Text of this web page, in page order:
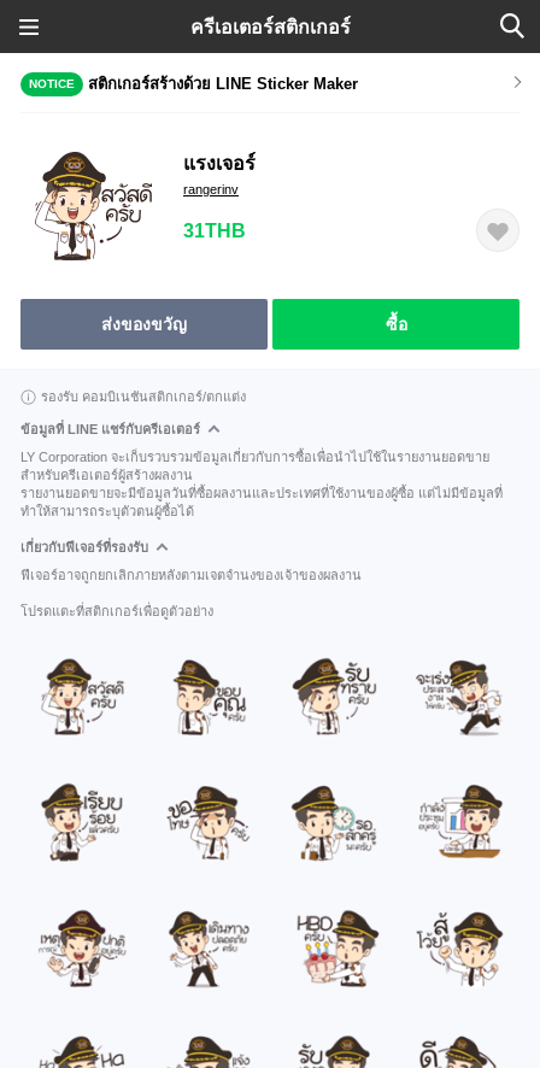
ครีเอเตอร์สติกเกอร์
NOTICE สติกเกอร์สร้างด้วย LINE Sticker Maker
แรงเจอร์
rangerinv
31THB
ส่งของขวัญ ซื้อ
รองรับ คอมบิเนชันสติกเกอร์/ตกแต่ง
ข้อมูลที่ LINE แชร์กับครีเอเตอร์
LY Corporation จะเก็บรวบรวมข้อมูลเกี่ยวกับการซื้อเพื่อนำไปใช้ในรายงานยอดขาย
สำหรับครีเอเตอร์ผู้สร้างผลงาน
รายงานยอดขายจะมีข้อมูลวันที่ซื้อผลงานและประเทศที่ใช้งานของผู้ซื้อ แต่ไม่มีข้อมูลที่
ทำให้สามารถระบุตัวตนผู้ซื้อได้
เกี่ยวกับฟีเจอร์ที่รองรับ
ฟีเจอร์อาจถูกยกเลิกภายหลังตามเจตจำนงของเจ้าของผลงาน
โปรดแตะที่สติกเกอร์เพื่อดูตัวอย่าง